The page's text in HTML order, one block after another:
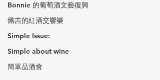
Bonnie 的葡萄酒文藝復興
佩吉的紅酒交響樂
Simple Issue:
Simple about wine
簡單品酒會